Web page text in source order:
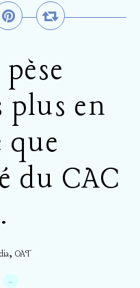
plus en
que
du CAC
, OAT
…